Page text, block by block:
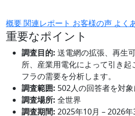
概要関連レポート お客様の声 よく
重要なポイント
調査目的: 送電網の拡張、再生
所、産業用電化によって引き
フラの需要を分析します。
調査範囲: 502人の回答者を対
調査場所: 全世界
調査期間: 2025年10月 – 2026年